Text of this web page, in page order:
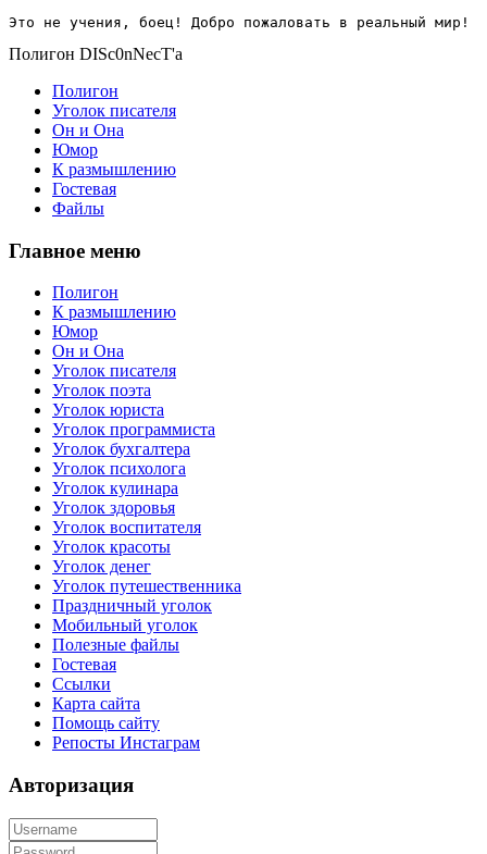
Это не учения, боец! Добро пожаловать в реальный мир!
Полигон DISc0nNecT'a
Полигон
Уголок писателя
Он и Она
Юмор
К размышлению
Гостевая
Файлы
Главное меню
Полигон
К размышлению
Юмор
Он и Она
Уголок писателя
Уголок поэта
Уголок юриста
Уголок программиста
Уголок бухгалтера
Уголок психолога
Уголок кулинара
Уголок здоровья
Уголок воспитателя
Уголок красоты
Уголок денег
Уголок путешественника
Праздничный уголок
Мобильный уголок
Полезные файлы
Гостевая
Ссылки
Карта сайта
Помощь сайту
Репосты Инстаграм
Авторизация